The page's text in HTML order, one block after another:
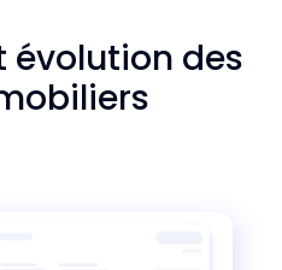
évolution des